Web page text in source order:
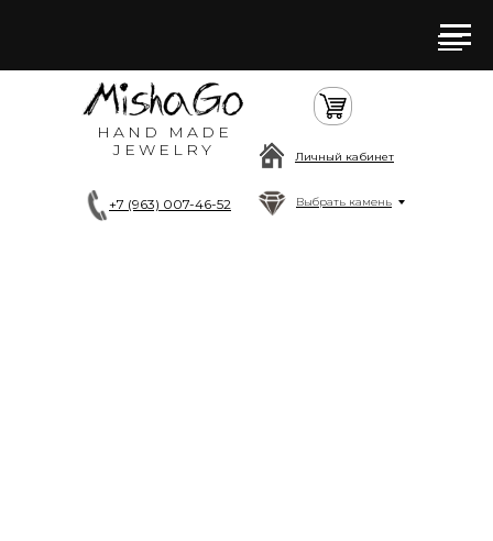
HAND MADE
JEWELRY
+7 (963) 007-46-52 Выбрать камень
Личный кабинет